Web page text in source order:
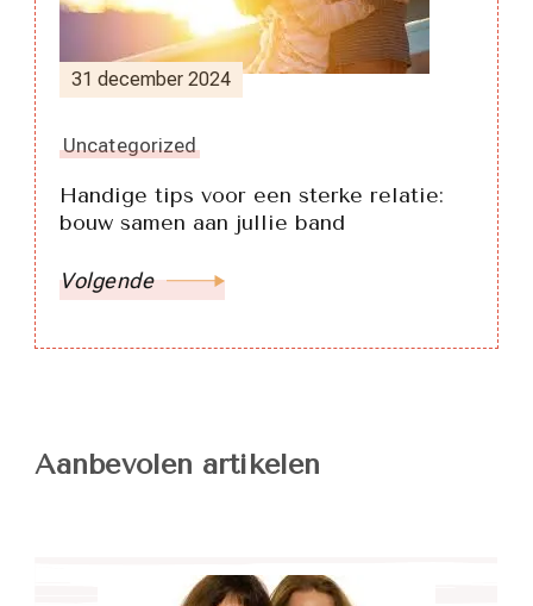
31 december 2024
Uncategorized
Handige tips voor een sterke relatie:
bouw samen aan jullie band
Volgende
Aanbevolen artikelen